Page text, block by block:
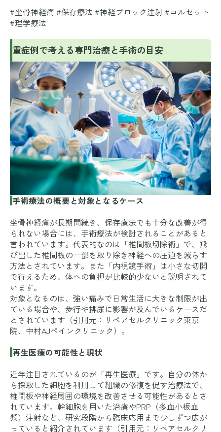
#坐骨神経痛 #保存療法 #神経ブロック注射 #コルセット
#理学療法
重症例で考える専門治療と手術の目安
手術療法の概要と対象となるケース
坐骨神経痛が長期間続き、保存療法でも十分な改善が得
られない場合には、手術療法が検討されることがあると
言われています。代表的なのは「椎間板切除術」で、飛
び出した椎間板の一部を取り除き神経への圧迫を減らす
方法とされています。また「内視鏡手術」は小さな切開
で行えるため、体への負担が比較的少ないと説明されて
います。
対象となるのは、強い痛みで日常生活に大きな制限が出
ている場合や、歩行や排尿に影響が及んでいるケースだ
とされています（引用元： リペアセルクリニック東京
院、 中村AJペインクリニック）。
再生医療の可能性と現状
近年注目されているのが「再生医療」です。自分の体か
ら採取した細胞を利用して組織の修復を促す治療法で、
椎間板や神経周囲の環境を改善させる可能性があるとさ
れています。幹細胞を用いた治療やPRP（多血小板血
漿）注射など、研究段階から臨床応用まで少しずつ広が
っていると紹介されています（引用元： リペアセルクリ